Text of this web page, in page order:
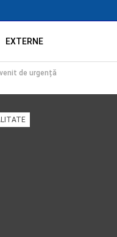
EXTERNE
de urgență